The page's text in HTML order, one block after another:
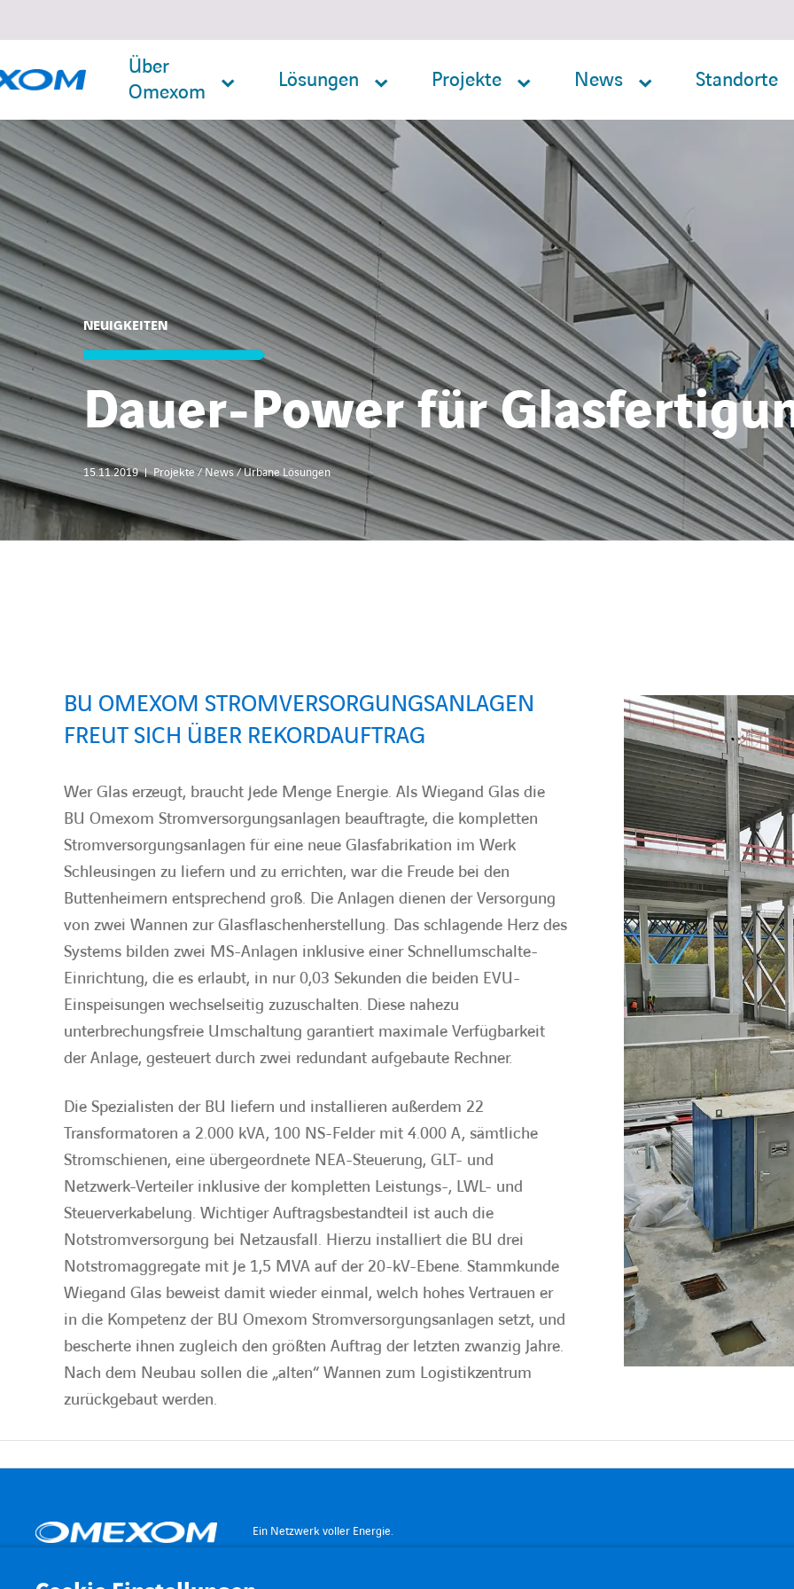
Über
Omexom
Lösungen Projekte News Standorte
Suche
nach:
NEUIGKEITEN
Dauer-Power für
15.11.2019 Projekte / News / Urbane Lösungen
BU OMEXOM STROMVERSORGUNGSANLAGEN
FREUT SICH ÜBER REKORDAUFTRAG
Wer Glas erzeugt, braucht jede Menge Energie. Als Wiegand Glas die
BU Omexom Stromversorgungsanlagen beauftragte, die kompletten
Stromversorgungsanlagen für eine neue Glasfabrikation im Werk
Schleusingen zu liefern und zu errichten, war die Freude bei den
Buttenheimern entsprechend groß. Die Anlagen dienen der Versorgung
von zwei Wannen zur Glasflaschenherstellung. Das schlagende Herz des
Systems bilden zwei MS-Anlagen inklusive einer Schnellumschalte-
Einrichtung, die es erlaubt, in nur 0,03 Sekunden die beiden EVU-
Einspeisungen wechselseitig zuzuschalten. Diese nahezu
unterbrechungsfreie Umschaltung garantiert maximale Verfügbarkeit
der Anlage, gesteuert durch zwei redundant aufgebaute Rechner.
Die Spezialisten der BU liefern und installieren außerdem 22
Transformatoren a 2.000 kVA, 100 NS-Felder mit 4.000 A, sämtliche
Stromschienen, eine übergeordnete NEA-Steuerung, GLT- und
Netzwerk-Verteiler inklusive der kompletten Leistungs-, LWL- und
Steuerverkabelung. Wichtiger Auftragsbestandteil ist auch die
Notstromversorgung bei Netzausfall. Hierzu installiert die BU drei
Notstromaggregate mit je 1,5 MVA auf der 20-kV-Ebene. Stammkunde
Wiegand Glas beweist damit wieder einmal, welch hohes Vertrauen er
in die Kompetenz der BU Omexom Stromversorgungsanlagen setzt, und
bescherte ihnen zugleich den größten Auftrag der letzten zwanzig Jahre.
Nach dem Neubau sollen die „alten“ Wannen zum Logistikzentrum
zurückgebaut werden.
Ein Netzwerk voller Energie.